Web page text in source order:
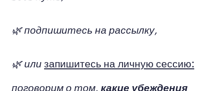
🌿 подпишитесь на рассылку,
🌿 илизапишитесь на личную сессию:
поговорим о том, какие убеждения